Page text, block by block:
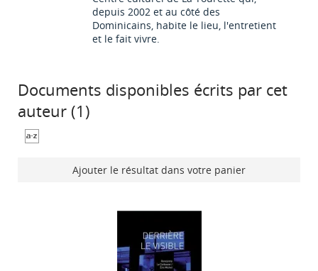
depuis 2002 et au côté des
Dominicains, habite le lieu, l'entretient
et le fait vivre.
Documents disponibles écrits par cet
auteur (1 )
Ajouter le résultat dans votre panier